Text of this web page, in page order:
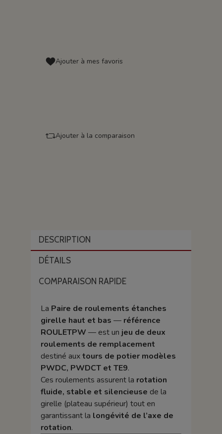
Ajouter à mes favoris
Ajouter à la comparaison
DESCRIPTION
DÉTAILS
COMPARAISON RAPIDE
La Paire de roulements étanches
girelle haut et bas — référence
ROULETPW — est un jeu de deux
roulements de remplacement
destiné auxtours de potier modèles
PWDC, PWDCT et TE9.
Ces roulements assurent la rotation
fluide, stable et silencieuse de la
girelle (plateau supérieur) tout en
garantissant la longévité de l’axe de
rotation.